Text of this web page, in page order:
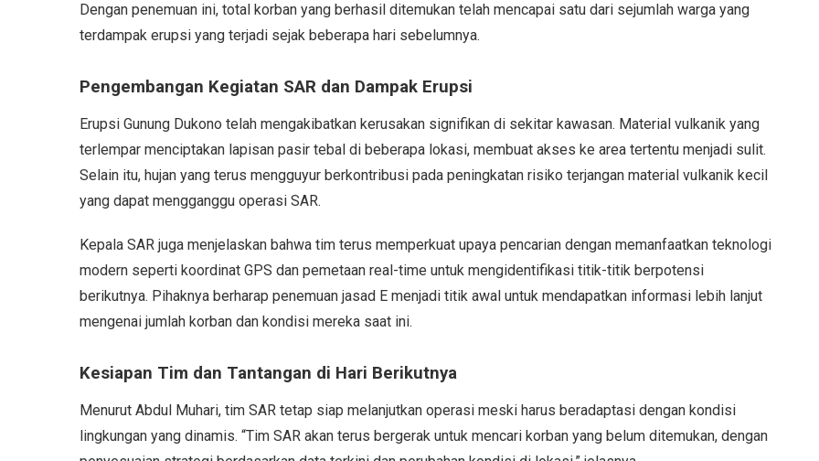
Dengan penemuan ini, total korban yang berhasil ditemukan telah mencapai satu dari sejumlah warga yang
terdampak erupsi yang terjadi sejak beberapa hari sebelumnya.
Pengembangan Kegiatan SAR dan Dampak Erupsi
Erupsi Gunung Dukono telah mengakibatkan kerusakan signifikan di sekitar kawasan. Material vulkanik yang
terlempar menciptakan lapisan pasir tebal di beberapa lokasi, membuat akses ke area tertentu menjadi sulit.
Selain itu, hujan yang terus mengguyur berkontribusi pada peningkatan risiko terjangan material vulkanik kecil
yang dapat mengganggu operasi SAR.
Kepala SAR juga menjelaskan bahwa tim terus memperkuat upaya pencarian dengan memanfaatkan teknologi
modern seperti koordinat GPS dan pemetaan real-time untuk mengidentifikasi titik-titik berpotensi
berikutnya. Pihaknya berharap penemuan jasad E menjadi titik awal untuk mendapatkan informasi lebih lanjut
mengenai jumlah korban dan kondisi mereka saat ini.
Kesiapan Tim dan Tantangan di Hari Berikutnya
Menurut Abdul Muhari, tim SAR tetap siap melanjutkan operasi meski harus beradaptasi dengan kondisi
lingkungan yang dinamis. “Tim SAR akan terus bergerak untuk mencari korban yang belum ditemukan, dengan